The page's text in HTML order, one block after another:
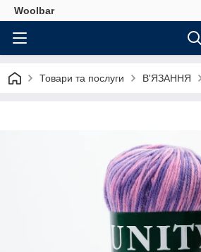
Woolbar
Товари та послуги В'ЯЗАННЯ